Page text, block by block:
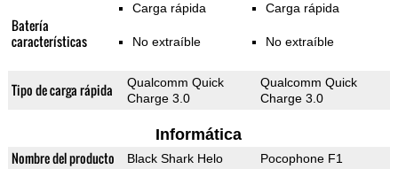
Batería
características
Carga rápida
No extraíble
Carga rápida
No extraíble
Tipo de carga rápida
Qualcomm Quick
Charge 3.0
Qualcomm Quick
Charge 3.0
Informática
Nombre del producto Black Shark Helo Pocophone F1